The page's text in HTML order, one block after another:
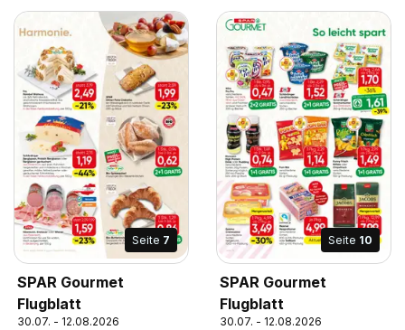
Seite 7
SPAR Gourmet
Flugblatt
30.07. - 12.08.2026
Seite 10
SPAR Gourmet
Flugblatt
30.07. - 12.08.2026